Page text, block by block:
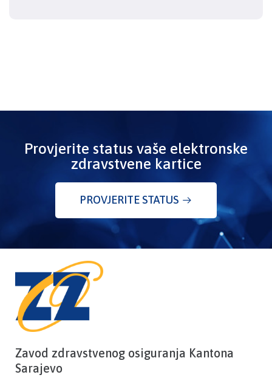
Provjerite status vaše elektronske
zdravstvene kartice
PROVJERITE STATUS
Zavod zdravstvenog osiguranja Kantona
Sarajevo